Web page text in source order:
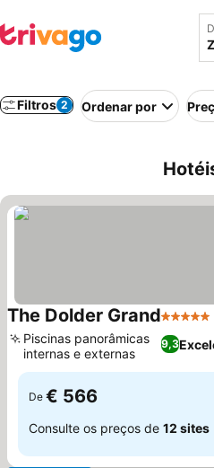
Filtros 2 Ordenar por
The Dolder Grand5
9,3
Piscinas panorâmicas
internas e externas
De € 566
Consulte os preços de 12 sites